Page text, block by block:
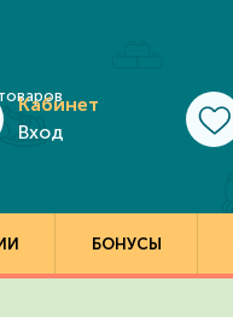
Кабинет
Вход
БОНУСЫ